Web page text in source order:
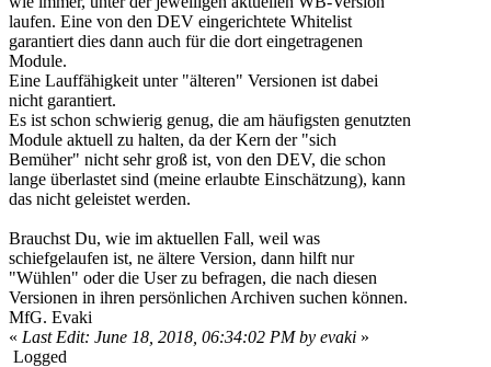
laufen. Eine von den DEV eingerichtete Whitelist
garantiert dies dann auch für die dort eingetragenen
Module.
Eine Lauffähigkeit unter "älteren" Versionen ist dabei
nicht garantiert.
Es ist schon schwierig genug, die am häufigsten genutzten
Module aktuell zu halten, da der Kern der "sich
Bemüher" nicht sehr groß ist, von den DEV, die schon
lange überlastet sind (meine erlaubte Einschätzung), kann
das nicht geleistet werden.
Brauchst Du, wie im aktuellen Fall, weil was
schiefgelaufen ist, ne ältere Version, dann hilft nur
"Wühlen" oder die User zu befragen, die nach diesen
Versionen in ihren persönlichen Archiven suchen können.
MfG. Evaki
« Last Edit: June 18, 2018, 06:34:02 PM by evaki »
Logged